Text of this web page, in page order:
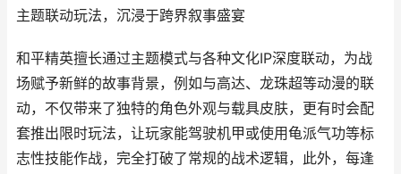
主题联动玩法，沉浸于跨界叙事盛宴
和平精英擅长通过主题模式与各种文化IP深度联动，为战
场赋予新鲜的故事背景，例如与高达、龙珠超等动漫的联
动，不仅带来了独特的角色外观与载具皮肤，更有时会配
套推出限时玩法，让玩家能驾驶机甲或使用龟派气功等标
志性技能作战，完全打破了常规的战术逻辑，此外，每逢